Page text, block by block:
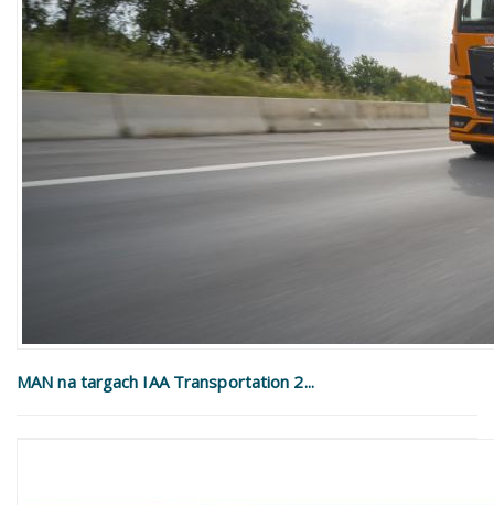
MAN na targach IAA Transportation 2...